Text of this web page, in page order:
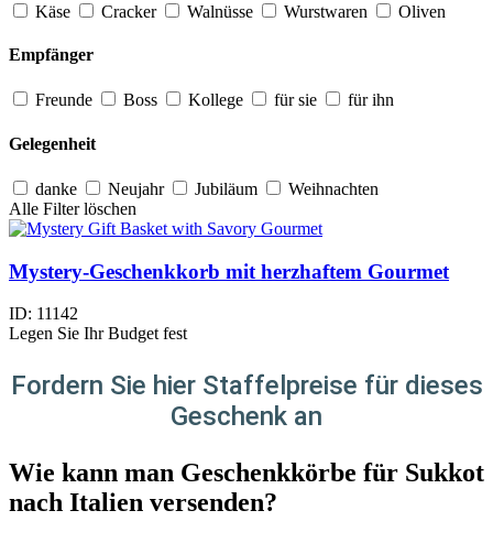
Käse Cracker Walnüsse Wurstwaren Oliven
Empfänger
Freunde Boss Kollege für sie für ihn
Gelegenheit
danke Neujahr Jubiläum
Weihnachten
Alle Filter löschen
Mystery-Geschenkkorb mit herzhaftem Gourmet
ID: 11142
Legen Sie Ihr Budget fest
Fordern Sie hier Staffelpreise für dieses
Geschenk an
Wie kann man Geschenkkörbe für Sukkot
nach Italien versenden?